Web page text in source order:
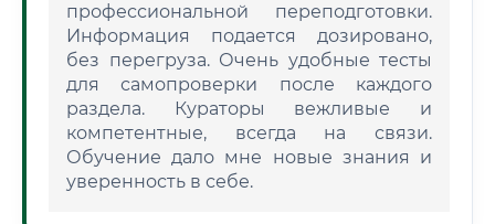
профессиональной переподготовки.
Информация подается дозировано,
без перегруза. Очень удобные тесты
для самопроверки после каждого
раздела. Кураторы вежливые и
компетентные, всегда на связи.
Обучение дало мне новые знания и
уверенность в себе.